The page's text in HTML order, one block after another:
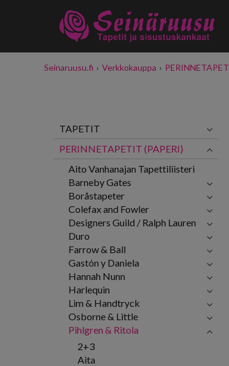
Seinaruusu.fi › Verkkokauppa ›
TAPETIT
PERINNETAPETIT (PAPERI)
Aito Vanhanajan Tapettiliisteri
Barneby Gates
Boråstapeter
Colefax and Fowler
Designers Guild / Ralph Lauren
Duro
Farrow & Ball
Gastón y Daniela
Hannah Nunn
Harlequin
Lim & Handtryck
Osborne & Little
Pihlgren & Ritola
2+3
Aita